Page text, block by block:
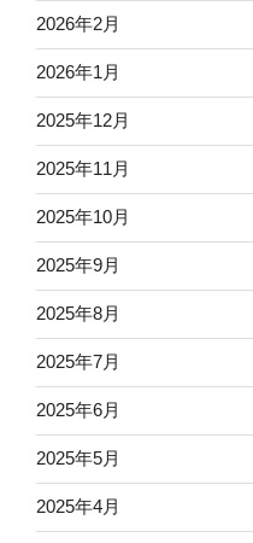
2026年2月
2026年1月
2025年12月
2025年11月
2025年10月
2025年9月
2025年8月
2025年7月
2025年6月
2025年5月
2025年4月